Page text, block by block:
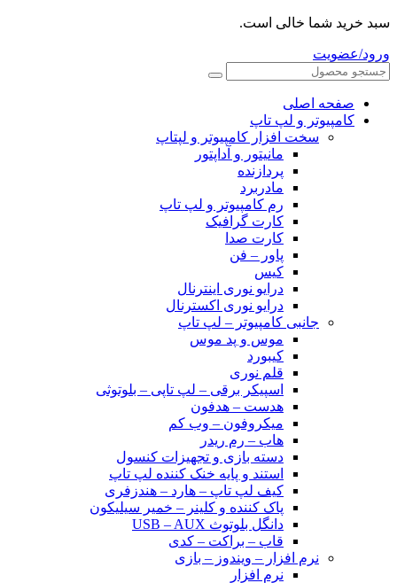
سبد خرید شما خالی است.
ورود/عضویت
صفحه اصلی
کامپیوتر و‌‌‌‌‌ لپ تاپ
سخت افزار کامپیوتر و لپتاپ
مانیتور و آداپتور
پردازنده
مادربرد
رم کامپیوتر و لپ تاپ
کارت گرافیک
کارت صدا
پاور – فن
کیس
درایو نوری اینترنال
درایو نوری اکسترنال
جانبی کامپیوتر – لپ تاپ
موس و پد موس
کیبورد
قلم نوری
اسپیکر برقی – لپ تاپی – بلوتوثی
هدست – هدفون
میکروفون – وب کم
هاب – رم ریدر
دسته بازی و تجهیزات کنسول
استند و پایه خنک کننده لپ تاپ
کیف لپ تاپ – هارد – هندزفری
پاک کننده و کلینر – خمیر سیلیکون
دانگل بلوتوث USB – AUX
قاب – براکت – کدی
نرم افزار – ویندوز – بازی
نرم افزار